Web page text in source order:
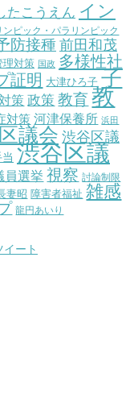
たこうえん イン
ンピック・パラリンピック
防接種 前田和茂
理対策 国政 多様性社
証明 大津ひろ子 子
策 政策 教育 教
対策 河津保養所 浜田
議会 渋谷区議
渋谷区議
員選挙 視察 討論制限
妻昭 障害者福祉 雑感
龍円あいり
ート